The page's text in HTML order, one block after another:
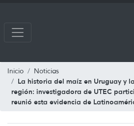
Inicio Noticias
La historia del maíz en Uruguay y
región: investigadora de UTEC
reunió esta evidencia de